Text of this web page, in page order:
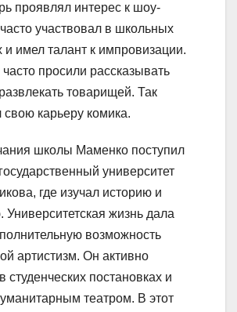
проявлял интерес к шоу-
участвовал в школьных
и имел талант к импровизации.
просили рассказывать
товарищей. Так
свою карьеру комика.
школы Маменко поступил
университет
где изучал историю и
жизнь дала
возможность
артистизм. Он активно
студенческих постановках и
театром. В этот